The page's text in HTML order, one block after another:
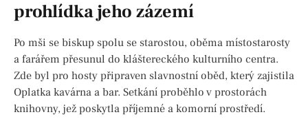
prohlídka jeho zázemí
Po mši se biskup spolu se starostou, oběma místostarosty
a farářem přesunul do kláštereckého kulturního centra.
Zde byl pro hosty připraven slavnostní oběd, který zajistila
Oplatka kavárna a bar. Setkání proběhlo v prostorách
knihovny, jež poskytla příjemné a komorní prostředí.